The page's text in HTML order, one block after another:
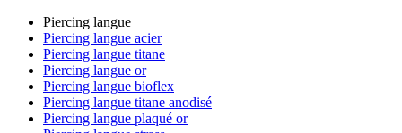
Piercing langue
Piercing langue acier
Piercing langue titane
Piercing langue or
Piercing langue bioflex
Piercing langue titane anodisé
Piercing langue plaqué or